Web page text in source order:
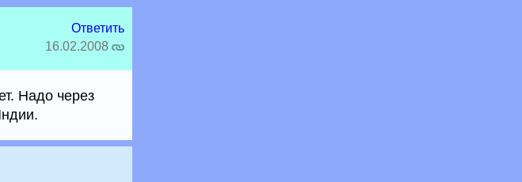
Ответить
16.02.2008
Надо через